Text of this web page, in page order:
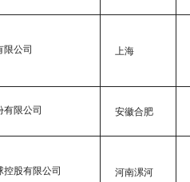
限公司 上海
有限公司 安徽合肥
控股有限公司 河南漯河